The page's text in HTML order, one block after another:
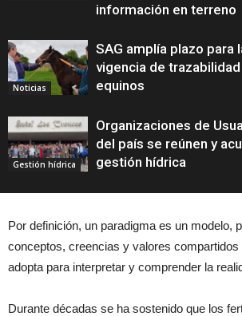
información en terreno
Noticias
SAG amplía plazo para
vigencia de
equinos
Gestión hídrica
Organizaciones de
del país se reúnen y
gestión hídrica
Por definición, un paradigma es un modelo,
conceptos, creencias y valores compartidos
adopta para interpretar y comprender la
Durante décadas se ha sostenido que los